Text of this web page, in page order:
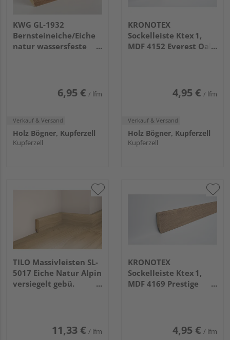
KWG GL-1932
Bernsteineiche/Eiche
natur wassersfeste
6,95 € / lfm
Verkauf & Versand
Holz Bögner, Kupferzell
Kupferzell
KRONOTEX
Sockelleiste Ktex 1,
MDF 4152 Everest Oak
4,95 € / lfm
Verkauf & Versand
Holz Bögner, Kupferzell
Kupferzell
TILO Massivleisten SL-
5017 Eiche Natur Alpin
versiegelt gebü.
11,33 € / lfm
KRONOTEX
Sockelleiste Ktex 1,
MDF 4169 Prestige
4,95 € / lfm